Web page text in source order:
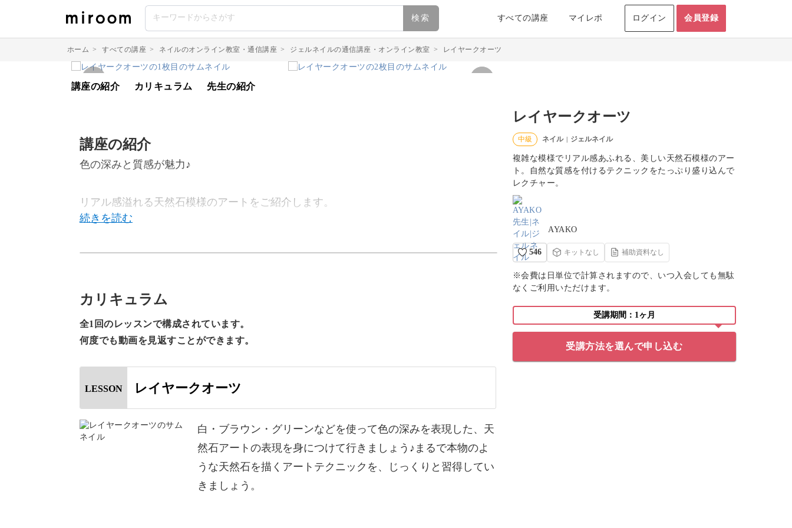
検索 すべての講座 マイレポ ログイン 会員登録
ホーム > すべての講座 > ネイルのオンライン教室・通信講座 > ジェルネイルの通信講座・オンライン教室 > レイヤークオーツ
レイヤークオーツ
中級 ネイル | ジェルネイル
複雑な模様でリアル感あふれる、美しい天然石模様のアー
ト。自然な質感を付けるテクニックをたっぷり盛り込んで
レクチャー。
AYAKO
546 キットなし 補助資料なし
※会費は日単位で計算されますので、いつ入会しても無駄
なくご利用いただけます。
受講期間：1ヶ月
受講方法を選んで申し込む
講座の紹介 カリキュラム 先生の紹介
講座の紹介
色の深みと質感が魅力♪
リアル感溢れる天然石模様のアートをご紹介します。
つけて行きましょう♪
なめらかな下地を作る方法や、自然な質感を付けるテクニックを、たっぷり盛り込んで
具体的なポイントは、
◆下地を塗るときのポイント
カリキュラム
全1回のレッスンで構成されています。
何度でも動画を見返すことができます。
LESSON レイヤークオーツ
白・ブラウン・グリーンなどを使って色の深みを表現した、天
然石アートの表現を身につけて行きましょう♪まるで本物のよ
うな天然石を描くアートテクニックを、じっくりと習得してい
きましょう。